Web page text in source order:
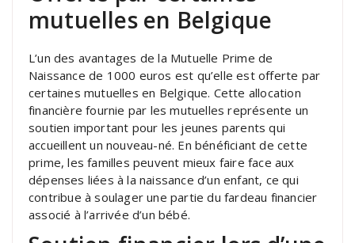
mutuelles en Belgique
L’un des avantages de la Mutuelle Prime de
Naissance de 1000 euros est qu’elle est offerte par
certaines mutuelles en Belgique. Cette allocation
financière fournie par les mutuelles représente un
soutien important pour les jeunes parents qui
accueillent un nouveau-né. En bénéficiant de cette
prime, les familles peuvent mieux faire face aux
dépenses liées à la naissance d’un enfant, ce qui
contribue à soulager une partie du fardeau financier
associé à l’arrivée d’un bébé.